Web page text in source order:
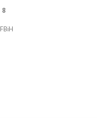
8